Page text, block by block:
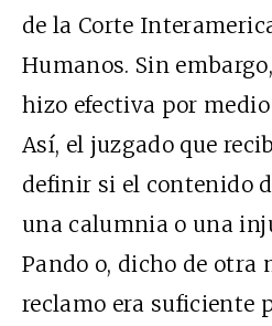
de la Corte
Humanos. Sin
hizo efectiva por
Así, el juzgado que
definir si el contenido
una calumnia o una
Pando o, dicho de otra
reclamo era suficiente